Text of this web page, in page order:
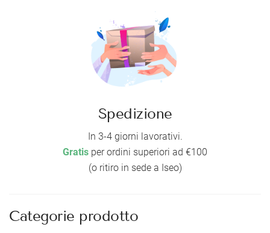
Spedizione
In 3-4 giorni lavorativi.
Gratis per ordini superiori ad €100
(o ritiro in sede a Iseo)
Categorie prodotto